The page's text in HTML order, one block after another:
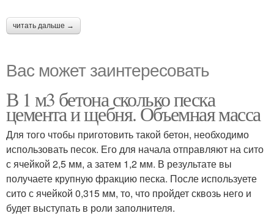
читать дальше →
Вас может заинтересовать
В 1 м3 бетона сколько песка
цемента и щебня. Объемная масса
Для того чтобы приготовить такой бетон, необходимо
использовать песок. Его для начала отправляют на сито
с ячейкой 2,5 мм, а затем 1,2 мм. В результате вы
получаете крупную фракцию песка. После используете
сито с ячейкой 0,315 мм, то, что пройдет сквозь него и
будет выступать в роли заполнителя.